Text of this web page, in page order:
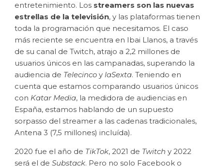
entretenimiento. Los streamers son las nuevas
estrellas de la televisión, y las plataformas tienen
toda la programación que necesitamos. El caso
más reciente se encuentra en Ibai Llanos, a través
de su canal de Twitch, atrajo a 2,2 millones de
usuarios únicos en las campanadas, superando la
audiencia de Telecinco y laSexta. Teniendo en
cuenta que estamos comparando usuarios únicos
con Katar Media, la medidora de audiencias en
España, estamos hablando de un supuesto
sorpasso del streamer a las cadenas tradicionales,
Antena 3 (7,5 millones) incluída).
2020 fue el año de TikTok, 2021 de Twitch y 2022
será el de Substack. Pero no solo Facebook o